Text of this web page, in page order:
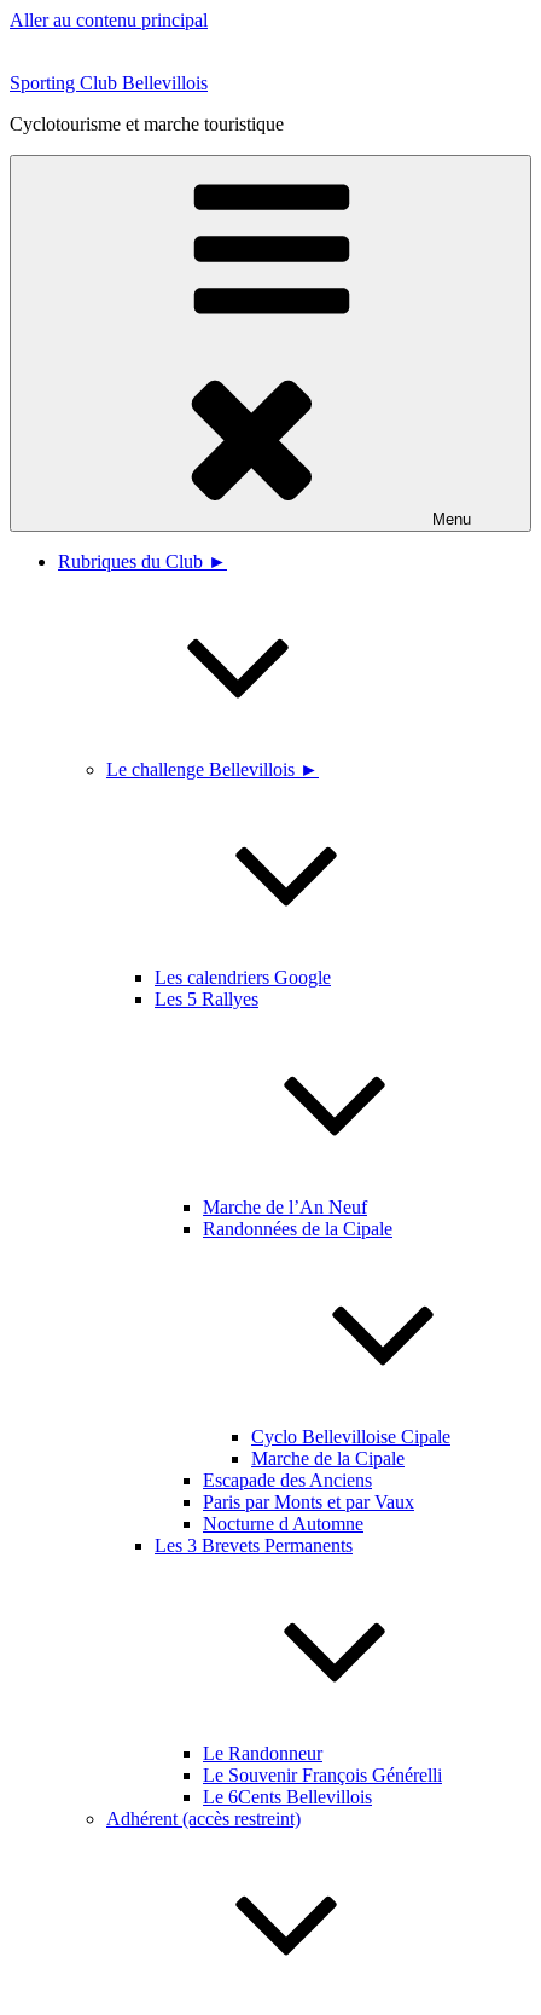
Aller au contenu principal
Sporting Club Bellevillois
Cyclotourisme et marche touristique
Menu
Rubriques du Club ►
Le challenge Bellevillois ►
Les calendriers Google
Les 5 Rallyes
Marche de l’An Neuf
Randonnées de la Cipale
Cyclo Bellevilloise Cipale
Marche de la Cipale
Escapade des Anciens
Paris par Monts et par Vaux
Nocturne d Automne
Les 3 Brevets Permanents
Le Randonneur
Le Souvenir François Générelli
Le 6Cents Bellevillois
Adhérent (accès restreint)